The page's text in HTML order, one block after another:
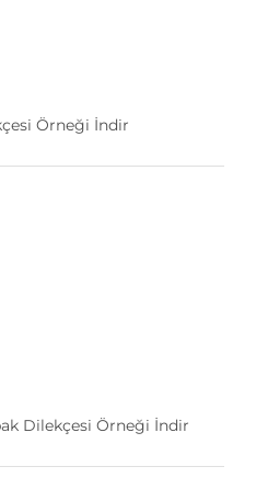
Örneği İndir
Dilekçesi Örneği İndir